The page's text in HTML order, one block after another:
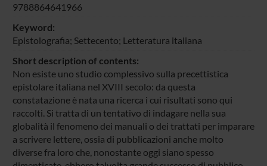
9788864641966
Keyword:
Epistolografia; Settecento; Letteratura italiana
Short description of contents:
Non esiste uno studio complessivo sulla precettistica
epistolare italiana nel XVIII secolo: da questa
constatazione è nata una ricerca i cui risultati sono qui
raccolti. Si tratta di un tentativo di indagare nella sua
globalità il fenomeno dei manuali o dei trattati per imparare
a scrivere lettere, ossia di pubblicazioni anche molto
diverse fra loro che, nonostante oggi siano spesso